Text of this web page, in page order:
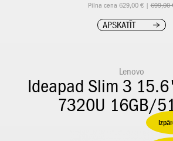
Pilna cena 629,00 € |699,00
APSKATĪT
Lenovo
Ideapad Slim 3
7320U 16GB/